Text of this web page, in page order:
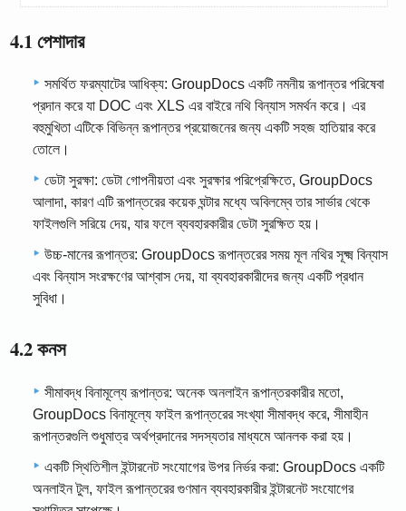
4.1 পেশাদার
সমর্থিত ফরম্যাটের আধিক্য: GroupDocs একটি নমনীয় রূপান্তর পরিষেবা
প্রদান করে যা DOC এবং XLS এর বাইরে নথি বিন্যাস সমর্থন করে। এর
বহুমুখিতা এটিকে বিভিন্ন রূপান্তর প্রয়োজনের জন্য একটি সহজ হাতিয়ার করে
তোলে।
ডেটা সুরক্ষা: ডেটা গোপনীয়তা এবং সুরক্ষার পরিপ্রেক্ষিতে, GroupDocs
আলাদা, কারণ এটি রূপান্তরের কয়েক ঘন্টার মধ্যে অবিলম্বে তার সার্ভার থেকে
ফাইলগুলি সরিয়ে দেয়, যার ফলে ব্যবহারকারীর ডেটা সুরক্ষিত হয়।
উচ্চ-মানের রূপান্তর: GroupDocs রূপান্তরের সময় মূল নথির সূক্ষ্ম বিন্যাস
এবং বিন্যাস সংরক্ষণের আশ্বাস দেয়, যা ব্যবহারকারীদের জন্য একটি প্রধান
সুবিধা।
4.2 কনস
সীমাবদ্ধ বিনামূল্যে রূপান্তর: অনেক অনলাইন রূপান্তরকারীর মতো,
GroupDocs বিনামূল্যে ফাইল রূপান্তরের সংখ্যা সীমাবদ্ধ করে, সীমাহীন
রূপান্তরগুলি শুধুমাত্র অর্থপ্রদানের সদস্যতার মাধ্যমে আনলক করা হয়।
একটি স্থিতিশীল ইন্টারনেট সংযোগের উপর নির্ভর করা: GroupDocs একটি
অনলাইন টুল, ফাইল রূপান্তরের গুণমান ব্যবহারকারীর ইন্টারনেট সংযোগের